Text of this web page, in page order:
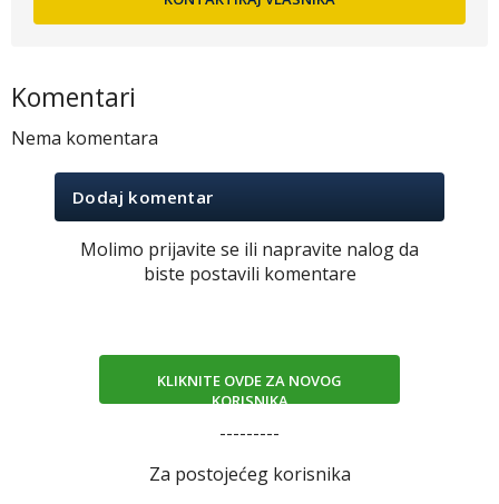
Komentari
Nema komentara
Dodaj komentar
Molimo prijavite se ili napravite nalog da
biste postavili komentare
KLIKNITE OVDE ZA NOVOG
KORISNIKA
---------
Za postojećeg korisnika